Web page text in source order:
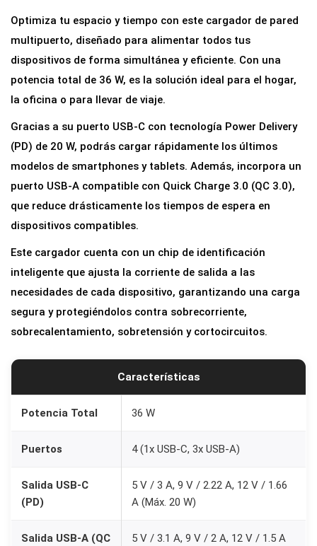
Optimiza tu espacio y tiempo con este cargador de pared
multipuerto, diseñado para alimentar todos tus
dispositivos de forma simultánea y eficiente. Con una
potencia total de 36 W, es la solución ideal para el hogar,
la oficina o para llevar de viaje.
Gracias a su puerto USB-C con tecnología Power Delivery
(PD) de 20 W, podrás cargar rápidamente los últimos
modelos de smartphones y tablets. Además, incorpora un
puerto USB-A compatible con Quick Charge 3.0 (QC 3.0),
que reduce drásticamente los tiempos de espera en
dispositivos compatibles.
Este cargador cuenta con un chip de identificación
inteligente que ajusta la corriente de salida a las
necesidades de cada dispositivo, garantizando una carga
segura y protegiéndolos contra sobrecorriente,
sobrecalentamiento, sobretensión y cortocircuitos.
Características
Potencia Total 36 W
Puertos 4 (1x USB-C, 3x USB-A)
Salida USB-C
(PD)
5 V / 3 A, 9 V / 2.22 A, 12 V / 1.66
A (Máx. 20 W)
Salida USB-A (QC
5 V / 3.1 A, 9 V / 2 A, 12 V / 1.5 A